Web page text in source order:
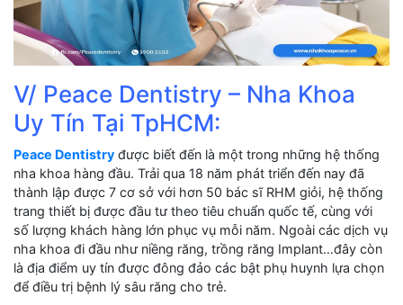
V/ Peace Dentistry – Nha Khoa
Uy Tín Tại TpHCM:
Peace Dentistry được biết đến là một trong những hệ thống
nha khoa hàng đầu. Trải qua 18 năm phát triển đến nay đã
thành lập được 7 cơ sở với hơn 50 bác sĩ RHM giỏi, hệ thống
trang thiết bị được đầu tư theo tiêu chuẩn quốc tế, cùng với
số lượng khách hàng lớn phục vụ mỗi năm. Ngoài các dịch vụ
nha khoa đi đầu như niềng răng, trồng răng Implant…đây còn
là địa điểm uy tín được đông đảo các bật phụ huynh lựa chọn
để điều trị bệnh lý sâu răng cho trẻ.